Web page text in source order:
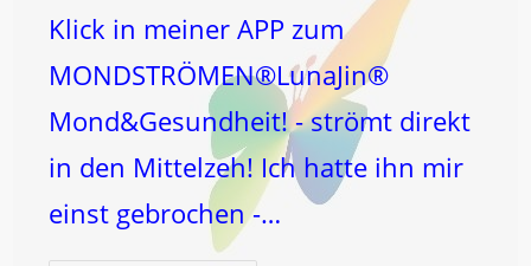
Klick in meiner APP zum
MONDSTRÖMEN®LunaJin®
Mond&Gesundheit! - strömt direkt
in den Mittelzeh! Ich hatte ihn mir
einst gebrochen -…